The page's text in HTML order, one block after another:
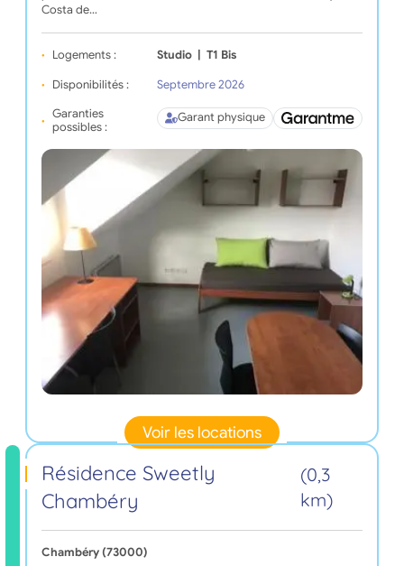
Costa de…
Logements : Studio | T1 Bis
Disponibilités :
Septembre 2026
Garanties
possibles :
Garant physique
Voir les locations
Résidence Sweetly
Chambéry
(0,3
km)
Chambéry (73000)